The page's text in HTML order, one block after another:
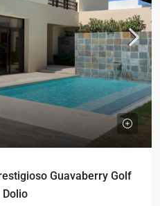
Guavaberry Golf
Dolio